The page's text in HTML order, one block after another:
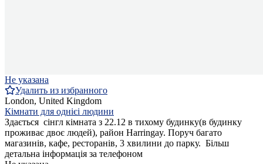
Не указана
Удалить из избранного
London, United Kingdom
Кімнати для однієі людини
Здається сінгл кімната з 22.12 в тихому будинку(в будинку
проживає двоє людей), район Harringay. Поруч багато
магазинів, кафе, ресторанів, 3 хвилини до парку. Більш
детальна інформація за телефоном